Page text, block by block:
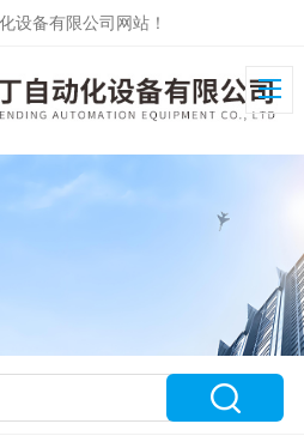
设备有限公司网站！